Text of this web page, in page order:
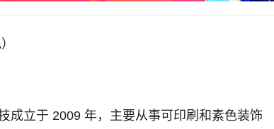
成立于 2009 年，主要从事可印刷和素色装饰